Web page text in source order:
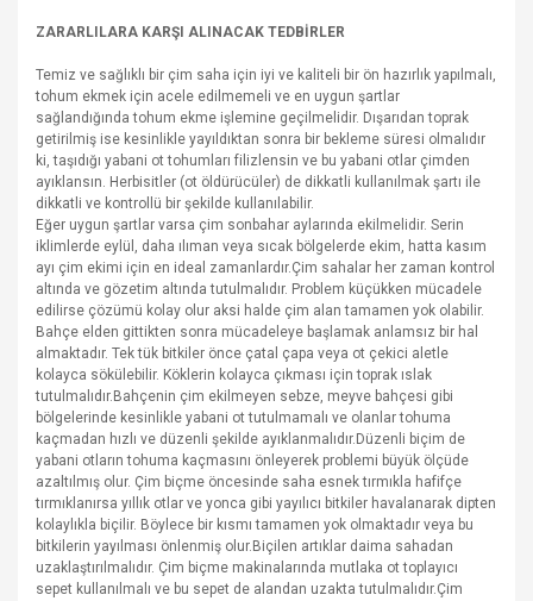
ZARARLILARA KARŞI ALINACAK TEDBİRLER
Temiz ve sağlıklı bir çim saha için iyi ve kaliteli bir ön hazırlık yapılmalı,
tohum ekmek için acele edilmemeli ve en uygun şartlar
sağlandığında tohum ekme işlemine geçilmelidir. Dışarıdan toprak
getirilmiş ise kesinlikle yayıldıktan sonra bir bekleme süresi olmalıdır
ki, taşıdığı yabani ot tohumları filizlensin ve bu yabani otlar çimden
ayıklansın. Herbisitler (ot öldürücüler) de dikkatli kullanılmak şartı ile
dikkatli ve kontrollü bir şekilde kullanılabilir.
Eğer uygun şartlar varsa çim sonbahar aylarında ekilmelidir. Serin
iklimlerde eylül, daha ılıman veya sıcak bölgelerde ekim, hatta kasım
ayı çim ekimi için en ideal zamanlardır.Çim sahalar her zaman kontrol
altında ve gözetim altında tutulmalıdır. Problem küçükken mücadele
edilirse çözümü kolay olur aksi halde çim alan tamamen yok olabilir.
Bahçe elden gittikten sonra mücadeleye başlamak anlamsız bir hal
almaktadır. Tek tük bitkiler önce çatal çapa veya ot çekici aletle
kolayca sökülebilir. Köklerin kolayca çıkması için toprak ıslak
tutulmalıdır.Bahçenin çim ekilmeyen sebze, meyve bahçesi gibi
bölgelerinde kesinlikle yabani ot tutulmamalı ve olanlar tohuma
kaçmadan hızlı ve düzenli şekilde ayıklanmalıdır.Düzenli biçim de
yabani otların tohuma kaçmasını önleyerek problemi büyük ölçüde
azaltılmış olur. Çim biçme öncesinde saha esnek tırmıkla hafifçe
tırmıklanırsa yıllık otlar ve yonca gibi yayılıcı bitkiler havalanarak dipten
kolaylıkla biçilir. Böylece bir kısmı tamamen yok olmaktadır veya bu
bitkilerin yayılması önlenmiş olur.Biçilen artıklar daima sahadan
uzaklaştırılmalıdır. Çim biçme makinalarında mutlaka ot toplayıcı
sepet kullanılmalı ve bu sepet de alandan uzakta tutulmalıdır.Çim